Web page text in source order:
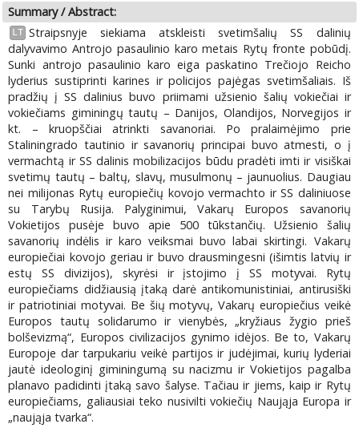
Summary / Abstract:
LT Straipsnyje siekiama atskleisti svetimšalių SS dalinių
dalyvavimo Antrojo pasaulinio karo metais Rytų fronte pobūdį.
Sunki antrojo pasaulinio karo eiga paskatino Trečiojo Reicho
lyderius sustiprinti karines ir policijos pajėgas svetimšaliais. Iš
pradžių į SS dalinius buvo priimami užsienio šalių vokiečiai ir
vokiečiams giminingų tautų – Danijos, Olandijos, Norvegijos ir
kt. – kruopščiai atrinkti savanoriai. Po pralaimėjimo prie
Staliningrado tautinio ir savanorių principai buvo atmesti, o į
vermachtą ir SS dalinis mobilizacijos būdu pradėti imti ir visiškai
svetimų tautų – baltų, slavų, musulmonų – jaunuolius. Daugiau
nei milijonas Rytų europiečių kovojo vermachto ir SS daliniuose
su Tarybų Rusija. Palyginimui, Vakarų Europos savanorių
Vokietijos pusėje buvo apie 500 tūkstančių. Užsienio šalių
savanorių indėlis ir karo veiksmai buvo labai skirtingi. Vakarų
europiečiai kovojo geriau ir buvo drausmingesni (išimtis latvių ir
estų SS divizijos), skyrėsi ir įstojimo į SS motyvai. Rytų
europiečiams didžiausią įtaką darė antikomunistiniai, antirusiški
ir patriotiniai motyvai. Be šių motyvų, Vakarų europiečius veikė
Europos tautų solidarumo ir vienybės, „kryžiaus žygio prieš
bolševizmą“, Europos civilizacijos gynimo idėjos. Be to, Vakarų
Europoje dar tarpukariu veikė partijos ir judėjimai, kurių lyderiai
jautė ideologinį giminingumą su nacizmu ir Vokietijos pagalba
planavo padidinti įtaką savo šalyse. Tačiau ir jiems, kaip ir Rytų
europiečiams, galiausiai teko nusivilti vokiečių Naująja Europa ir
„naująja tvarka“.